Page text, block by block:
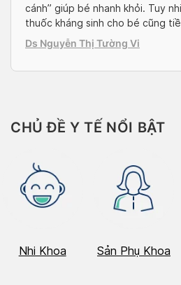
cánh” giúp bé nhanh khỏi. Tuy
thuốc kháng sinh cho bé cũng
những phản ứng phụ không
cung cấp thông tin chi tiết để
Ds Nguyễn Thị Tường Vi
CHỦ ĐỀ Y TẾ NỔI BẬT
Nhi Khoa Sản Phụ Khoa